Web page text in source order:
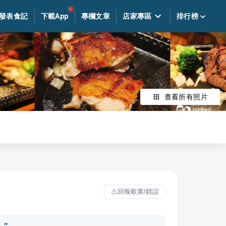
表食記 下載App 專欄文章 店家專區 排行榜
查看所有照片
回報歇業/錯誤